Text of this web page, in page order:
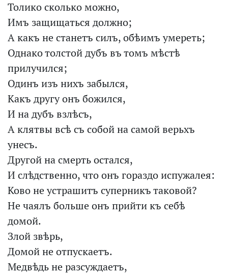
Толико сколько можно,
Имъ защищаться должно;
А какъ не станетъ силъ, обѣимъ умереть;
Однако толстой дубъ въ томъ мѣстѣ
прилучился;
Одинъ изъ нихъ забылся,
Какъ другу онъ божился,
И на дубъ взлѣсъ,
А клятвы всѣ съ собой на самой верьхъ
унесъ.
Другой на смерть остался,
И слѣдственно, что онъ гораздо испужалея:
Ково не устрашитъ суперникъ таковой?
Не чаялъ больше онъ прийти къ себѣ
домой.
Злой звѣрь,
Домой не отпускаетъ.
Медвѣдь не разсуждаетъ,